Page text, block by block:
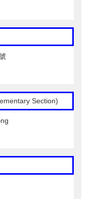
Section)